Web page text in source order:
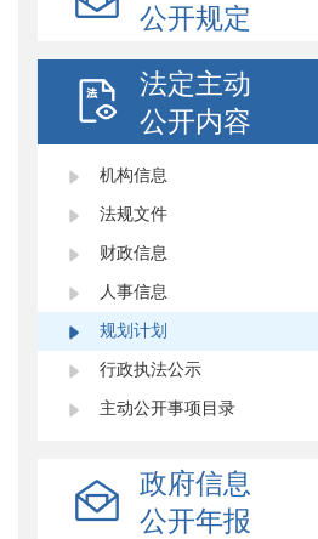
公开规定
法定主动
公开内容
机构信息
法规文件
财政信息
人事信息
规划计划
行政执法公示
主动公开事项目录
政府信息
公开年报